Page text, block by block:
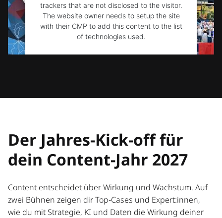
trackers that are not disclosed to the visitor.
The website owner needs to setup the site
with their CMP to add this content to the list
of technologies used.
Powered byUsercentrics Consent
Der Jahres-Kick-off für
dein Content-Jahr 2027
Content entscheidet über Wirkung und Wachstum. Auf
zwei Bühnen zeigen dir Top-Cases und Expert:innen,
wie du mit Strategie, KI und Daten die Wirkung deiner